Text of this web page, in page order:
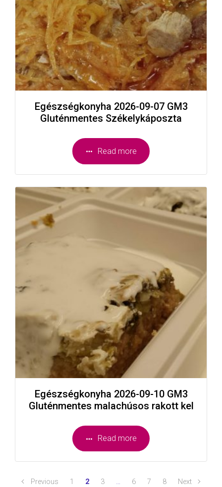
Egészségkonyha 2026-09-07 GM3
Gluténmentes Székelykáposzta
Read more
Egészségkonyha 2026-09-10 GM3
Gluténmentes malachúsos rakott kel
Read more
Previous 1 2 3 … 6 7 8 Next